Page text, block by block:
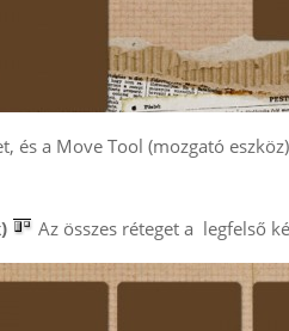
és a Move Tool (mozgató
Az összes réteget a legfelső